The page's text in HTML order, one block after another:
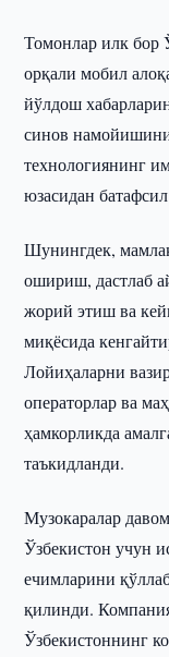
Томонлар илк бор
орқали мобил
йўлдош
синов
технологиянинг
юзасидан
Шунингдек,
ошириш, дастлаб
жорий этиш ва
миқёсида
Лойиҳаларни
операторлар ва
ҳамкорликда
таъкидланди.
Музокаралар
Ўзбекистон учун
ечимларини
қилинди.
Ўзбекистоннинг